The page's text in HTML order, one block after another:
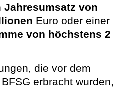
Jahresumsatz von
Euro oder einer
von höchstens 2
die vor dem
erbracht wurden,